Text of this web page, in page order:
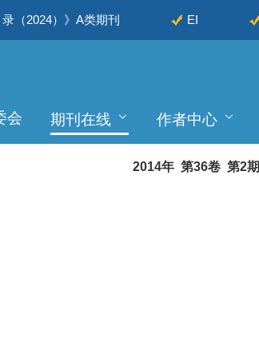
（2024）》A类期刊 EI
会 期刊在线 作者中心
2014年 第36卷 第2期